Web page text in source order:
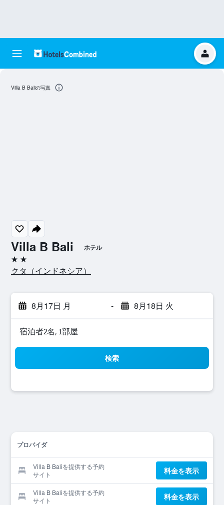
Villa B Bali ホテル
2つ星
クタ​（インドネシア​）​
8月17日 月 - 8月18日 火
宿泊者2名, 1​部屋
検索
プロバイダ
Villa B Baliを提供する予約
サイト
料金を表示
Villa B Baliを提供する予約
サイト
料金を表示
Villa B Baliの写真